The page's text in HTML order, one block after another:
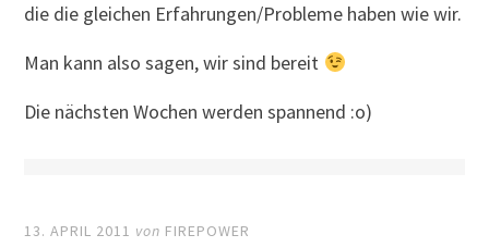
die die gleichen Erfahrungen/Probleme haben wie wir.
Man kann also sagen, wir sind bereit
Die nächsten Wochen werden spannend :o)
13. APRIL 2011 von FIREPOWER